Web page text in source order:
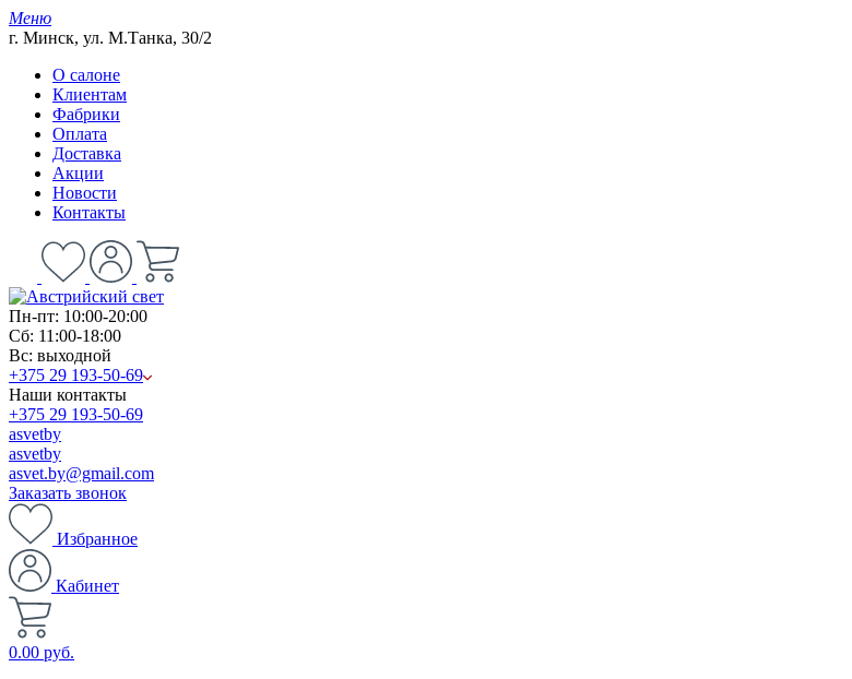
Меню
г. Минск, ул. М.Танка, 30/2
О салоне
Клиентам
Фабрики
Оплата
Доставка
Акции
Новости
Контакты
Пн-пт: 10:00-20:00
Сб: 11:00-18:00
Вс: выходной
+375 29 193-50-69
Наши контакты
+375 29 193-50-69
asvetby
asvetby
asvet.by@gmail.com
Заказать звонок
Избранное
Кабинет
0.00 руб.